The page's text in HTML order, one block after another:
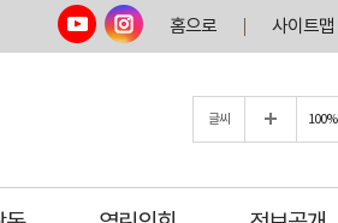
홈으로 사이트맵
글씨 100%